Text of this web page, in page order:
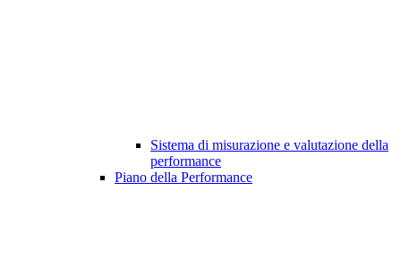
Sistema di misurazione e valutazione della
performance
Piano della Performance